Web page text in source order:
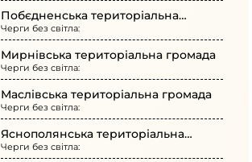
Побєдненська територіальна
громада
Черги без світла:
Мирнівська територіальна громада
Черги без світла:
Маслівська територіальна громада
Черги без світла:
Яснополянська територіальна
громада
Черги без світла: